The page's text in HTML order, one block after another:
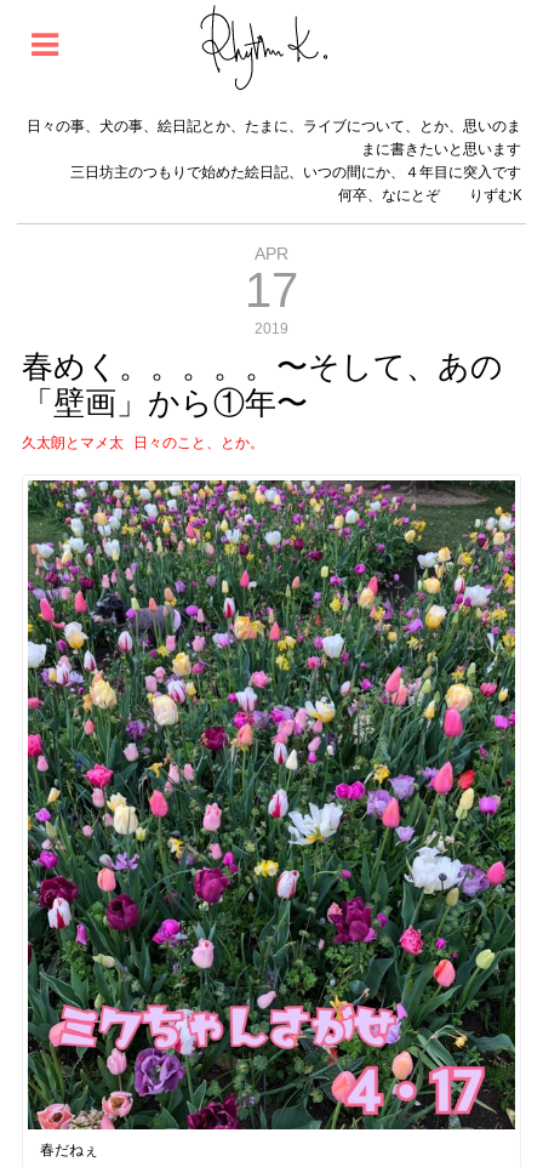
日々の事、犬の事、絵日記とか、たまに、ライブについて、とか、思いのま
まに書きたいと思います
三日坊主のつもりで始めた絵日記、いつの間にか、４年目に突入です
何卒、なにとぞ りずむK
APR
17
2019
春めく。。。。。〜そして、あの
「壁画」から①年〜
久太朗とマメ太 日々のこと、とか。
春だねぇ